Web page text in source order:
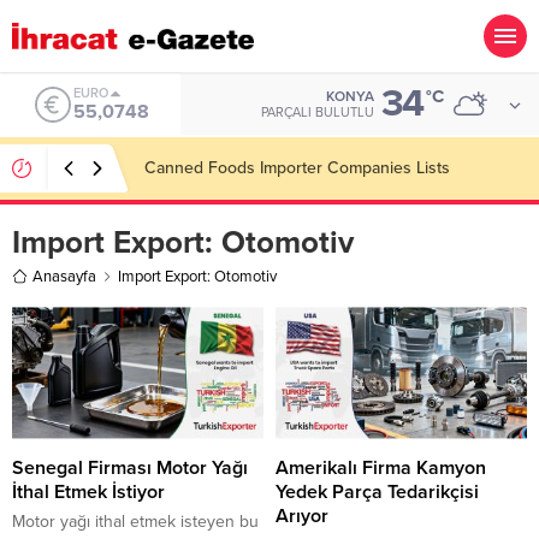
ALTIN
6.623,43
KONYA
PARÇALI BULUTLU 34°C
Steel Doors Importer Companies Lists
Import Export: Otomotiv
Anasayfa Import Export: Otomotiv
Senegal Firması Motor Yağı
İthal Etmek İstiyor
Motor yağı ithal etmek isteyen bu
Amerikalı Firma Kamyon
Yedek Parça Tedarikçisi
Arıyor